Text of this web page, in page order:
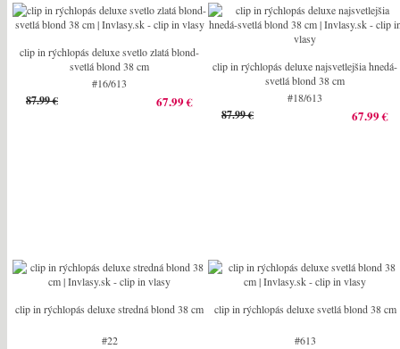
clip in rýchlopás deluxe svetlo zlatá blond-
svetlá blond 38 cm
#16/613
87.99 € 67.99 €
clip in rýchlopás deluxe najsvetlejšia hnedá-
svetlá blond 38 cm
#18/613
87.99 € 67.99 €
clip in rýchlopás deluxe stredná blond 38 cm
#22
clip in rýchlopás deluxe svetlá blond 38 cm
#613